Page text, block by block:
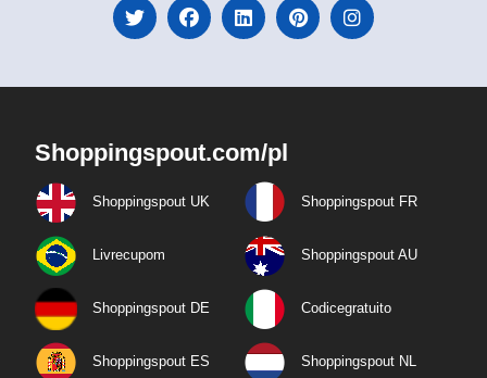
Shoppingspout.com/pl
Shoppingspout UK Shoppingspout FR
Livrecupom Shoppingspout AU
Shoppingspout DE Codicegratuito
Shoppingspout ES Shoppingspout NL